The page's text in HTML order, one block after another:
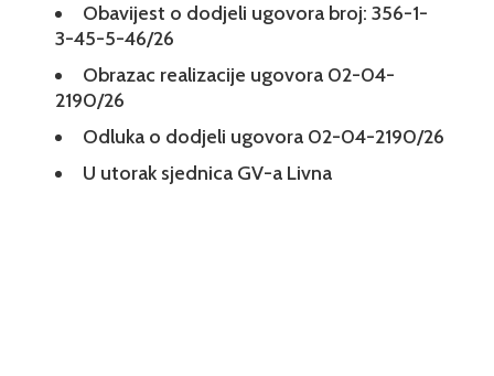
Obavijest o dodjeli ugovora broj: 356-1-
3-45-5-46/26
Obrazac realizacije ugovora 02-04-
2190/26
Odluka o dodjeli ugovora 02-04-2190/26
U utorak sjednica GV-a Livna